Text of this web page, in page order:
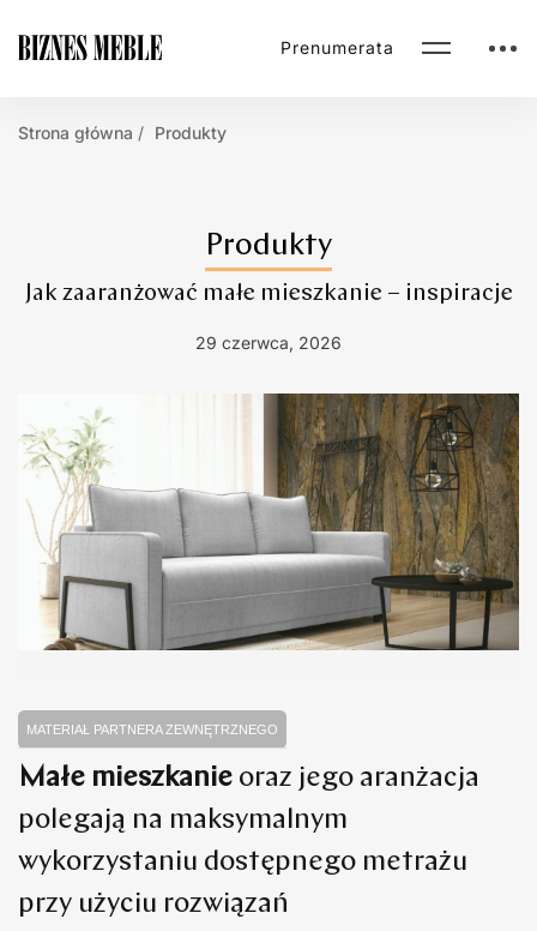
Prenumerata
Strona główna Produkty
Produkty
Jak zaaranżować małe mieszkanie – inspiracje
29 czerwca, 2026
MATERIAŁ PARTNERA ZEWNĘTRZNEGO
Małe mieszkanie oraz jego aranżacja
polegają na maksymalnym
wykorzystaniu dostępnego metrażu
przy użyciu rozwiązań